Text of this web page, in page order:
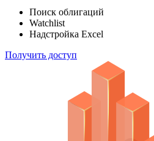
Поиск облигаций
Watchlist
Надстройка Excel
Получить доступ